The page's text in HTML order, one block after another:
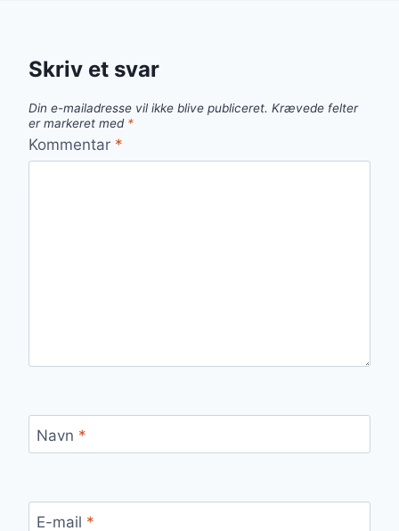
Skriv et svar
Din e-mailadresse vil ikke blive publiceret. Krævede felter
er markeret med *
Kommentar *
Navn *
E-mail *